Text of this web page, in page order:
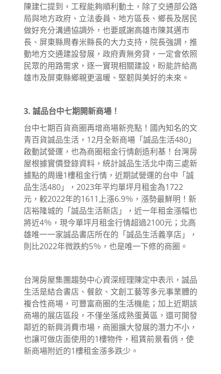
陳建仁提到，工程能夠順利動土，除了交通部公路
局與地方政府、立法委員、地方區長、鄉長及居民
做好充分溝通協調外，也要感謝高雄市陳其邁市
長、屏東縣周春米縣長的大力支持，院長強調，推
動地方交通建設發展，政府責無旁貸，一定會依照
民眾的用路需求，逐一實現相關建設，盼能許給高
雄市及屏東縣鄉親更溫暖、堅韌與美好的未來。
3. 誠品台中七期開新商場！
台中七期百貨商圈再增商場新亮點！國內知名的文
青百貨誠品生活，12月全新商場「誠品生活480」
啟動試營運，也為商圈租金行情創造利基！台灣房
屋根據實價登錄資料，統計誠品生活北中南三處新
據點的周邊1樓租金行情，近期試營運的台中「誠
品生活480」，2023年平均單坪月租金為1722
元，較2022年的1611上漲6.9％，漲勢最鮮明！新
店裕隆城的「誠品生活新店」，近一年租金漲幅也
將近4％，現今單坪月租金行情超過2100元；北高
雄唯一一家誠品書店所在的「誠品生活義享店」，
則比2022年微跌約5％，也是唯一下修的商圈。
台灣房屋集團趨勢中心資深經理陳定中表示，誠品
生活是結合書店、餐飲、文創工藝等多元事業體的
複合性商場，可豐富商圈的生活機能；加上近期該
商場的展店區段，不僅坐落成熟蛋黃區，還可開發
鄰近的新興消費市場，商圈擴大發展的潛力不小，
也讓可做店面使用的1樓物件，租賃前景看俏，使
新商場附近的1樓租金漲多跌少。